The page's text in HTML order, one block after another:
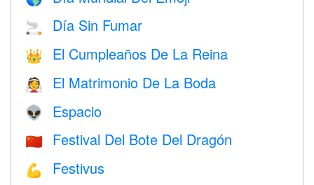
🚬 Día Sin Fumar
👑 El Cumpleaños De La Reina
👰 El Matrimonio De La Boda
👽 Espacio
🇨🇳 Festival Del Bote Del Dragón
💪 Festivus